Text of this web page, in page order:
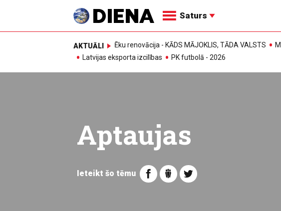
Saturs
AKTUĀLI Ēku renovācija - KĀDS MĀJOKLIS, TĀDA VALSTS
Latvijas eksporta izcilības
PK futbolā - 2026
Aptaujas
Ieteikt šo tēmu